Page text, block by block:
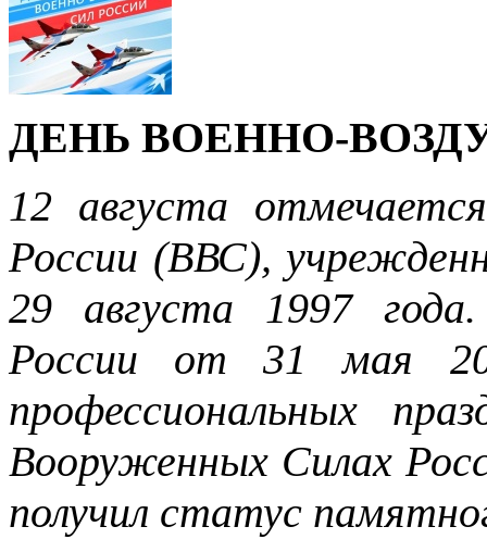
ДЕНЬ ВОЕННО-
12 августа
России (ВВС),
29 августа 1997 года.
России от 31 мая
профессиональных
Вооруженных Силах
получил статус